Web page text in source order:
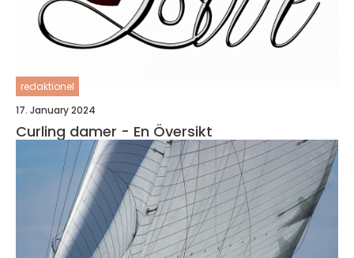
redaktionel
17. January 2024
Curling damer - En Översikt